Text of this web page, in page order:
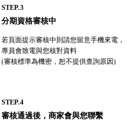
STEP.3
分期資格審核中
若頁面提示審核中則請您留意手機來電，
專員會致電與您核對資料
(審核標準為機密，恕不提供查詢原因)
STEP.4
審核通過後，商家會與您聯繫